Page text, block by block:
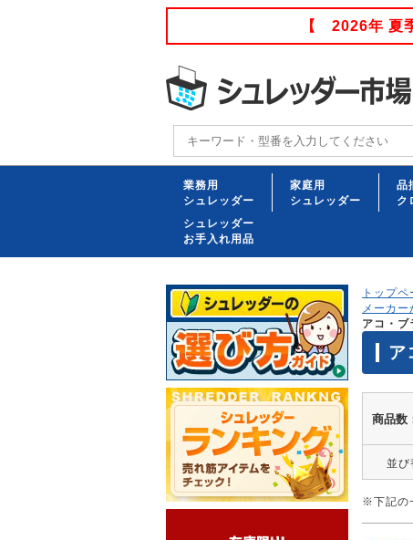
【 2026年 夏
業務用
シュレッダー
家庭用
シュレッダー
品
ク
シュレッダー
お手入れ用品
トップペ
メーカー
アコ・ブ
ア
商品数
並び
※下記の